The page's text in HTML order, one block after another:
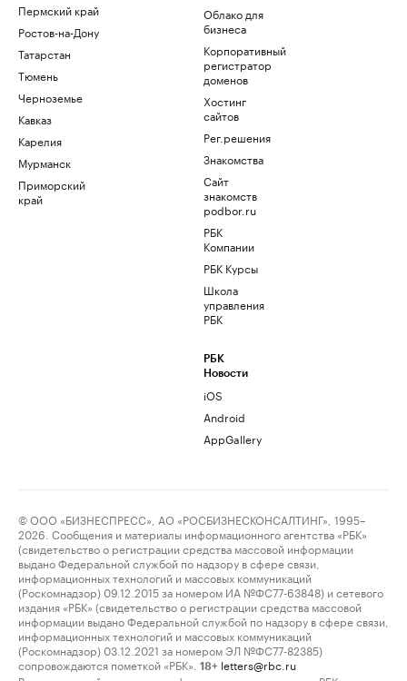
Пермский край
Ростов-на-Дону
Татарстан
Тюмень
Черноземье
Кавказ
Карелия
Мурманск
Приморский
край
Облако для
бизнеса
Корпоративный
регистратор
доменов
Хостинг
сайтов
Рег.решения
Знакомства
Сайт
знакомств
podbor.ru
РБК
Компании
РБК Курсы
Школа
управления
РБК
РБК
Новости
iOS
Android
AppGallery
© ООО «БИЗНЕСПРЕСС», АО «РОСБИЗНЕСКОНСАЛТИНГ», 1995–
2026. Сообщения и материалы информационного агентства «РБК»
(свидетельство о регистрации средства массовой информации
выдано Федеральной службой по надзору в сфере связи,
информационных технологий и массовых коммуникаций
(Роскомнадзор) 09.12.2015 за номером ИА №ФС77-63848) и сетевого
издания «РБК» (свидетельство о регистрации средства массовой
информации выдано Федеральной службой по надзору в сфере связи,
информационных технологий и массовых коммуникаций
(Роскомнадзор) 03.12.2021 за номером ЭЛ №ФС77-82385)
сопровождаются пометкой «РБК».
18+ letters@rbc.ru